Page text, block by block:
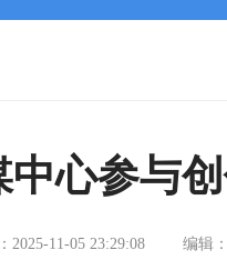
中心参与
2025-11-05 23:29:08 编辑